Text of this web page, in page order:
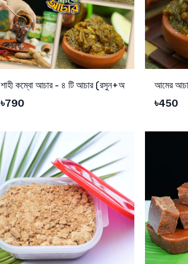
Add to Cart
শাহী কম্বো আচার - ৪ টি আচার (রসুন+আম+বরই+তেতুল)
৳790
Add to
৳450